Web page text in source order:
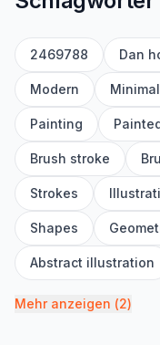
2469788 Dan
Modern
Painting
Brush stroke
Strokes
Shapes
Abstract illustration
Mehr anzeigen (2)